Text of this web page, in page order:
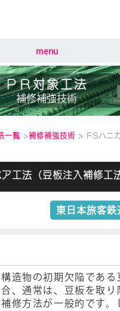
menu
ＰＲ対象工法
補修補強技術
一覧 >補修補強技術 > FSハニ
工法（豆板注入補修工
東日本旅客鉄
造物の初期欠陥である
、通常は、豆板を取り
修方法が一般的です。